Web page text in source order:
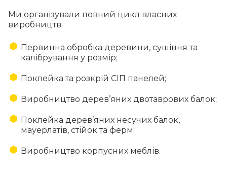
Ми організували повний цикл власних
виробництв:
Первинна обробка деревини, сушіння та
калібрування у розмір;
Поклейка та розкрій СІП панелей;
Виробництво дерев’яних двотаврових балок;
Поклейка дерев’яних несучих балок,
мауерлатів, стійок та ферм;
Виробництво корпусних меблів.